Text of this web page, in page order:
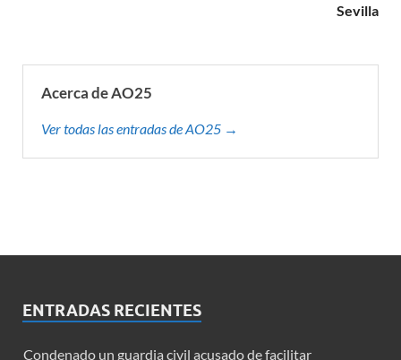
Sevilla
Acerca de AO25
Ver todas las entradas de AO25 →
ENTRADAS RECIENTES
Condenado un guardia civil acusado de facilitar